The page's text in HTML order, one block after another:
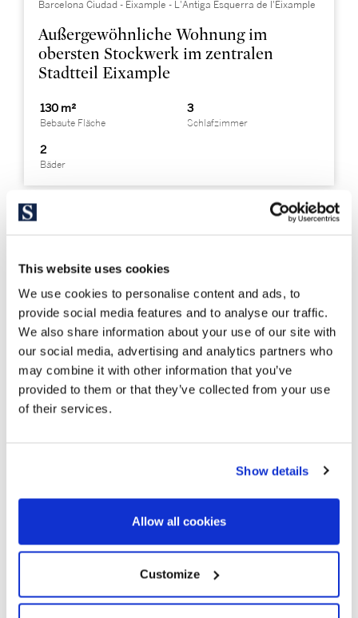
This website uses cookies
We use cookies to personalise content and ads, to
provide social media features and to analyse our traffic.
We also share information about your use of our site with
our social media, advertising and analytics partners who
may combine it with other information that you’ve
provided to them or that they’ve collected from your use
of their services.
Show details
Allow all cookies
Customize
Barcelona Ciudad - Eixample - L'Antiga Esquerra de l'Eixample
Außergewöhnliche Wohnung im
obersten Stockwerk im zentralen
Stadtteil Eixample
130 m²
Bebaute Fläche
3
Schlafzimmer
2
Bäder
1.190.000 €
Barcelona Ciudad - Eixample - L'Antiga Esquerra de l'Eixample
Wunderschöne renovierte Wohnung
mit viel natürlichem Licht in Enric
Granados gelegen.